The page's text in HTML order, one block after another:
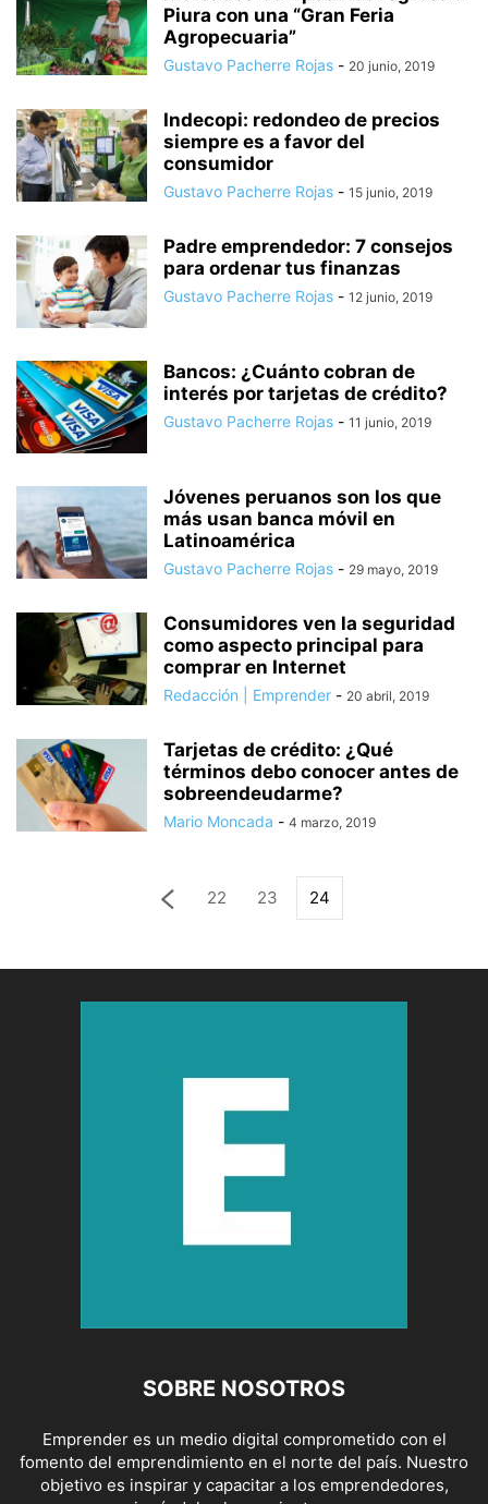
Piura con una “Gran Feria
Agropecuaria”
Gustavo Pacherre Rojas - 20 junio, 2019
Indecopi: redondeo de precios
siempre es a favor del
consumidor
Gustavo Pacherre Rojas - 15 junio, 2019
Padre emprendedor: 7 consejos
para ordenar tus finanzas
Gustavo Pacherre Rojas - 12 junio, 2019
Bancos: ¿Cuánto cobran de
interés por tarjetas de crédito?
Gustavo Pacherre Rojas - 11 junio, 2019
Jóvenes peruanos son los que
más usan banca móvil en
Latinoamérica
Gustavo Pacherre Rojas - 29 mayo, 2019
Consumidores ven la seguridad
como aspecto principal para
comprar en Internet
Redacción | Emprender - 20 abril, 2019
Tarjetas de crédito: ¿Qué
términos debo conocer antes de
sobreendeudarme?
Mario Moncada - 4 marzo, 2019
22 23 24
SOBRE NOSOTROS
Emprender es un medio digital comprometido con el
fomento del emprendimiento en el norte del país. Nuestro
objetivo es inspirar y capacitar a los emprendedores,